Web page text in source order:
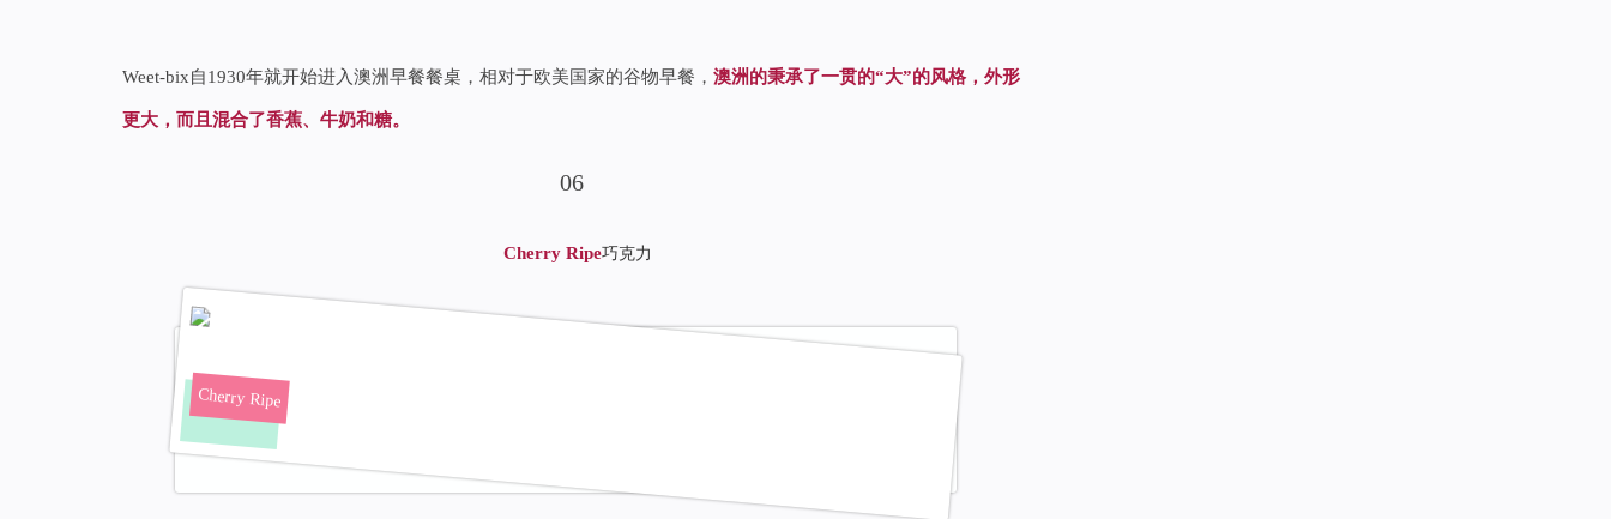
Weet-bix自1930年就开始进入澳洲早餐餐桌，相对于欧美国家的谷物早餐， 澳洲的秉承了一贯的“大”的风格，外形
更大，而且混合了香蕉、牛奶和糖。
06
Cherry Ripe巧克力
Cherry Ripe